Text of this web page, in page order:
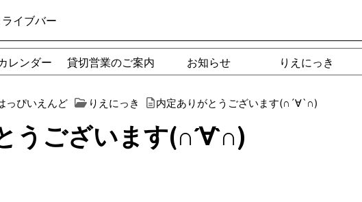
イブバー
レンダー 貸切営業のご案内 お知らせ りえにっき
っぴいえんど りえにっき 内定ありがとうございます(∩´∀`∩)
うございます(∩´∀`∩)